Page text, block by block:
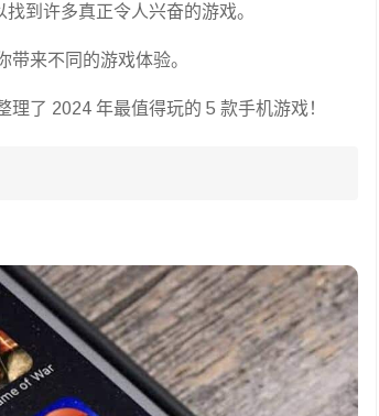
到许多真正令人兴奋的游戏。
来不同的游戏体验。
了 2024 年最值得玩的 5 款手机游戏！